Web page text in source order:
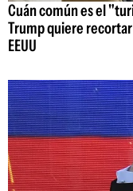
Cuán común es el
Trump quiere
EEUU